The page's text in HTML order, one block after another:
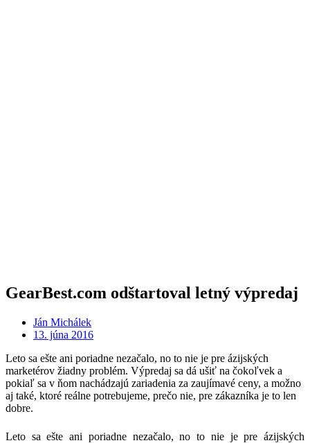
GearBest.com odštartoval letný výpredaj
Ján Michálek
13. júna 2016
Leto sa ešte ani poriadne nezačalo, no to nie je pre ázijských
marketérov žiadny problém. Výpredaj sa dá ušiť na čokoľvek a
pokiaľ sa v ňom nachádzajú zariadenia za zaujímavé ceny, a možno
aj také, ktoré reálne potrebujeme, prečo nie, pre zákazníka je to len
dobre.
Leto sa ešte ani poriadne nezačalo, no to nie je pre ázijských